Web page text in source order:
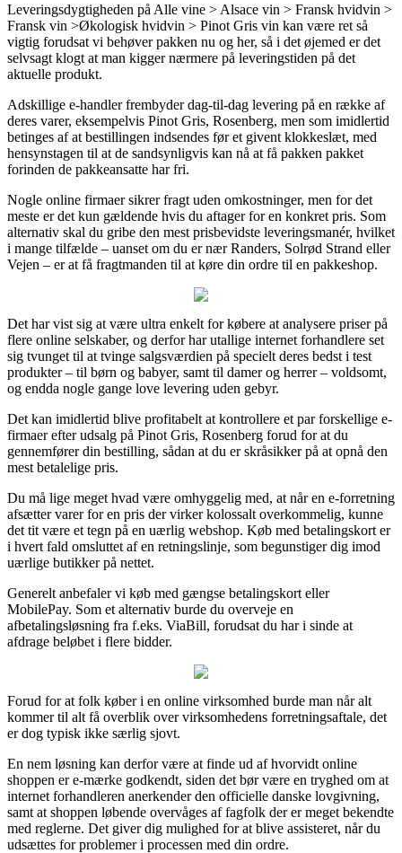
Leveringsdygtigheden på Alle vine > Alsace vin > Fransk hvidvin >
Fransk vin >Økologisk hvidvin > Pinot Gris vin kan være ret så
vigtig forudsat vi behøver pakken nu og her, så i det øjemed er det
selvsagt klogt at man kigger nærmere på leveringstiden på det
aktuelle produkt.
Adskillige e-handler frembyder dag-til-dag levering på en række af
deres varer, eksempelvis Pinot Gris, Rosenberg, men som imidlertid
betinges af at bestillingen indsendes før et givent klokkeslæt, med
hensynstagen til at de sandsynligvis kan nå at få pakken pakket
forinden de pakkeansatte har fri.
Nogle online firmaer sikrer fragt uden omkostninger, men for det
meste er det kun gældende hvis du aftager for en konkret pris. Som
alternativ skal du gribe den mest prisbevidste leveringsmanér, hvilket
i mange tilfælde – uanset om du er nær Randers, Solrød Strand eller
Vejen – er at få fragtmanden til at køre din ordre til en pakkeshop.
Det har vist sig at være ultra enkelt for købere at analysere priser på
flere online selskaber, og derfor har utallige internet forhandlere set
sig tvunget til at tvinge salgsværdien på specielt deres bedst i test
produkter – til børn og babyer, samt til damer og herrer – voldsomt,
og endda nogle gange love levering uden gebyr.
Det kan imidlertid blive profitabelt at kontrollere et par forskellige e-
firmaer efter udsalg på Pinot Gris, Rosenberg forud for at du
gennemfører din bestilling, sådan at du er skråsikker på at opnå den
mest betalelige pris.
Du må lige meget hvad være omhyggelig med, at når en e-forretning
afsætter varer for en pris der virker kolossalt overkommelig, kunne
det tit være et tegn på en uærlig webshop. Køb med betalingskort er
i hvert fald omsluttet af en retningslinje, som begunstiger dig imod
uærlige butikker på nettet.
Generelt anbefaler vi køb med gængse betalingskort eller
MobilePay. Som et alternativ burde du overveje en
afbetalingsløsning fra f.eks. ViaBill, forudsat du har i sinde at
afdrage beløbet i flere bidder.
Forud for at folk køber i en online virksomhed burde man når alt
kommer til alt få overblik over virksomhedens forretningsaftale, det
er dog typisk ikke særlig sjovt.
En nem løsning kan derfor være at finde ud af hvorvidt online
shoppen er e-mærke godkendt, siden det bør være en tryghed om at
internet forhandleren anerkender den officielle danske lovgivning,
samt at shoppen løbende overvåges af fagfolk der er meget bekendte
med reglerne. Det giver dig mulighed for at blive assisteret, når du
udsættes for problemer i processen med din ordre.